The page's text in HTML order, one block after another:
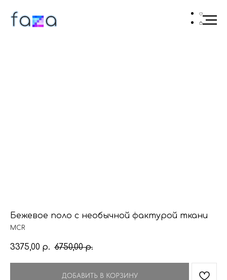
Бежевое поло с необычной фактурой ткани
MCR
3375,00 р. 6750,00 р.
ДОБАВИТЬ В КОРЗИНУ